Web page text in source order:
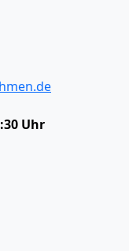
Uhr